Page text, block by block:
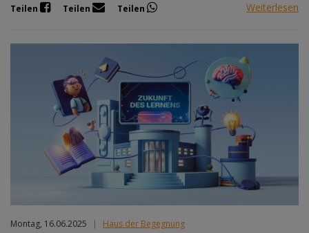
Teilen Teilen Teilen Weiterlesen
Montag, 16.06.2025 | Haus der Begegnung